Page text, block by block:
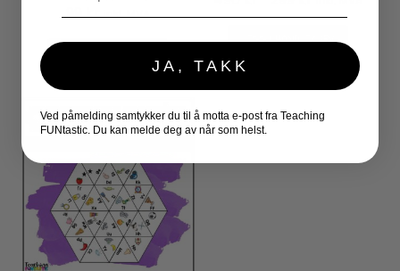
99kr inkl. MVA
pris
var:
pris
er:
LEGG I HANDLEKURV
JA, TAKK
Ved påmelding samtykker du til å motta e-post fra Teaching
FUNtastic. Du kan melde deg av når som helst.